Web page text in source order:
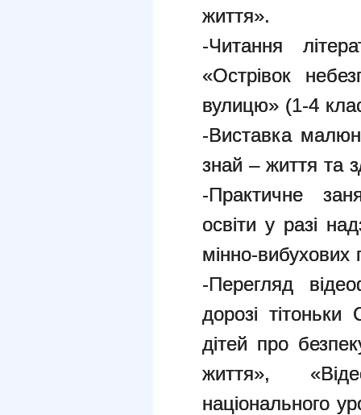
життя».
-Читання
«Острівок
вулицю» (1-4
-Виставка
знай – життя та
-Практичне
освіти у разі
мінно-вибухових
-Перегляд
дорозі
дітей про
життя»,
національного